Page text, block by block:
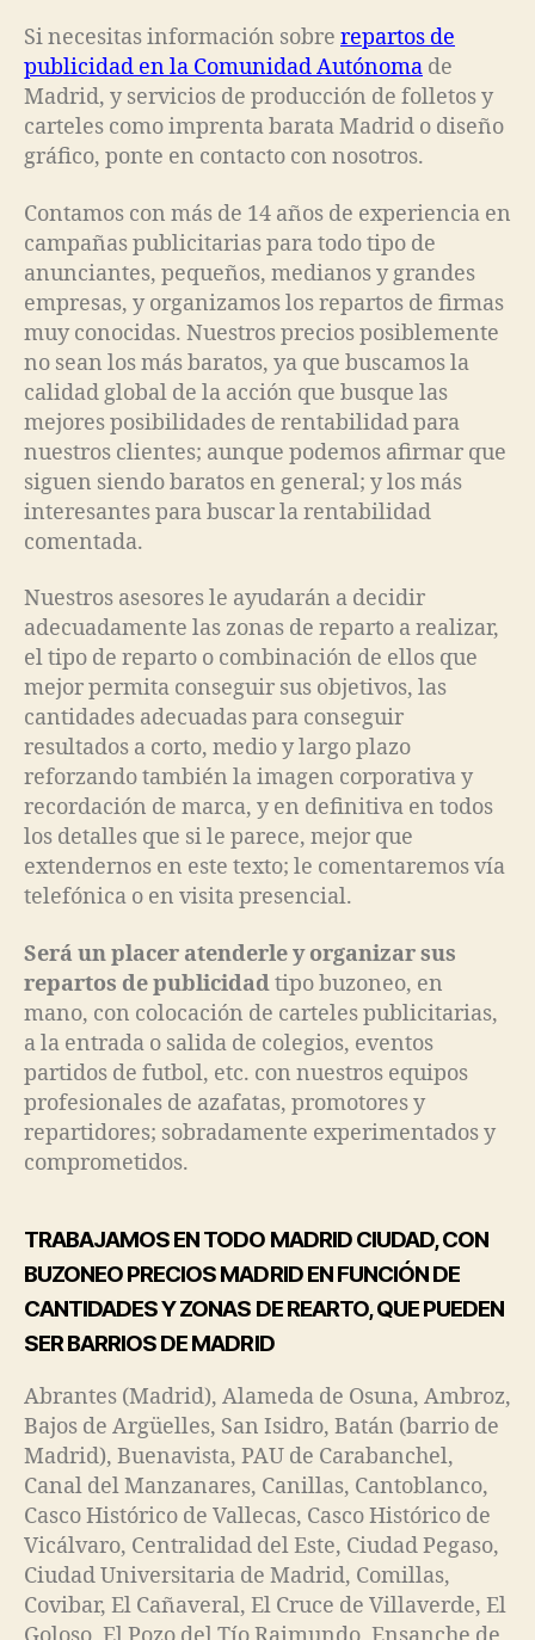
Si necesitas información sobre repartos de
publicidad en la Comunidad Autónoma de
Madrid, y servicios de producción de folletos y
carteles como imprenta barata Madrid o diseño
gráfico, ponte en contacto con nosotros.
Contamos con más de 14 años de experiencia en
campañas publicitarias para todo tipo de
anunciantes, pequeños, medianos y grandes
empresas, y organizamos los repartos de firmas
muy conocidas. Nuestros precios posiblemente
no sean los más baratos, ya que buscamos la
calidad global de la acción que busque las
mejores posibilidades de rentabilidad para
nuestros clientes; aunque podemos afirmar que
siguen siendo baratos en general; y los más
interesantes para buscar la rentabilidad
comentada.
Nuestros asesores le ayudarán a decidir
adecuadamente las zonas de reparto a realizar,
el tipo de reparto o combinación de ellos que
mejor permita conseguir sus objetivos, las
cantidades adecuadas para conseguir
resultados a corto, medio y largo plazo
reforzando también la imagen corporativa y
recordación de marca, y en definitiva en todos
los detalles que si le parece, mejor que
extendernos en este texto; le comentaremos vía
telefónica o en visita presencial.
Será un placer atenderle y organizar sus
repartos de publicidadtipo buzoneo, en
mano, con colocación de carteles publicitarias,
a la entrada o salida de colegios, eventos
partidos de futbol, etc. con nuestros equipos
profesionales de azafatas, promotores y
repartidores; sobradamente experimentados y
comprometidos.
TRABAJAMOS EN TODO MADRID CIUDAD, CON
BUZONEO PRECIOS MADRID EN FUNCIÓN DE
CANTIDADES Y ZONAS DE REARTO, QUE PUEDEN
SER BARRIOS DE MADRID
Abrantes (Madrid), Alameda de Osuna, Ambroz,
Bajos de Argüelles, San Isidro, Batán (barrio de
Madrid), Buenavista, PAU de Carabanchel,
Canal del Manzanares, Canillas, Cantoblanco,
Casco Histórico de Vallecas, Casco Histórico de
Vicálvaro, Centralidad del Este, Ciudad Pegaso,
Ciudad Universitaria de Madrid, Comillas,
Covibar, El Cañaveral, El Cruce de Villaverde, El